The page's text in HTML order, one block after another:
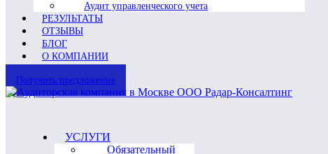
Аудит управленческого учета
РЕЗУЛЬТАТЫ
ОТЗЫВЫ
БЛОГ
О КОМПАНИИ
Получить предложение
УСЛУГИ
Обязательный